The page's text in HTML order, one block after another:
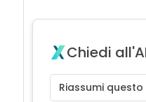
Chiedi
Riassumi